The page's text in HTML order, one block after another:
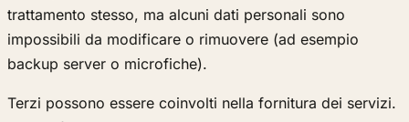
trattamento stesso, ma alcuni dati personali sono
impossibili da modificare o rimuovere (ad esempio
backup server o microfiche).
Terzi possono essere coinvolti nella fornitura dei servizi.